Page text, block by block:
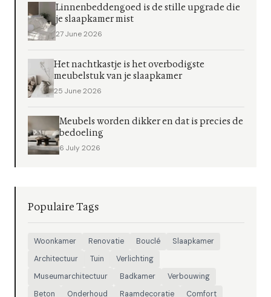
Linnenbeddengoed is de stille upgrade die
je slaapkamer mist
27 June 2026
Het nachtkastje is het overbodigste
meubelstuk van je slaapkamer
25 June 2026
Meubels worden dikker en dat is precies de
bedoeling
6 July 2026
Populaire Tags
Woonkamer Renovatie Bouclé
Slaapkamer
Architectuur
Tuin
Verlichting
Museumarchitectuur
Badkamer
Verbouwing
Beton
Onderhoud Raamdecoratie
Comfort